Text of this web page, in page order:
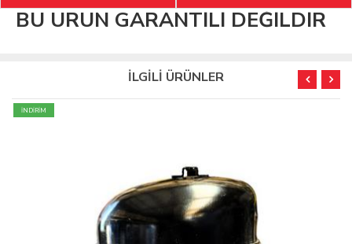
BU ÜRÜN GARANTİLİ DEĞİLDİR
İLGİLİ ÜRÜNLER
İNDİRİM